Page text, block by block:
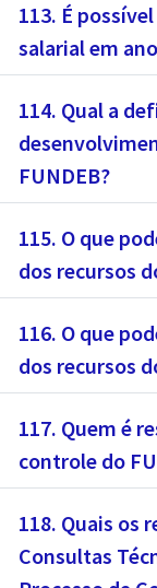
113. É
salarial em
114. Qual a definição de ações de manutenção e
desenvolvimento do ensino no
FUNDEB?
115. O que
dos recursos
116. O que
dos recursos
117. Quem é
controle do
118. Quais os requisitos para admitir as
Consultas Técnicas formuladas ao TCM-CE em